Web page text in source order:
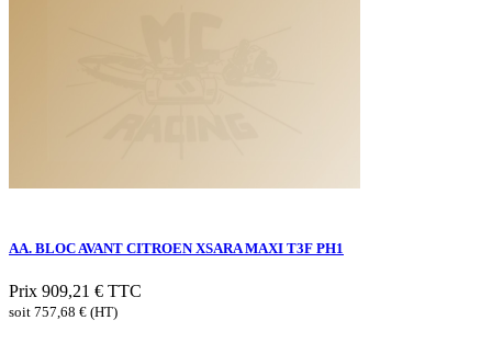
AA. BLOC AVANT CITROEN XSARA MAXI T3F PH1
Prix 909,21 € TTC
soit 757,68 € (HT)